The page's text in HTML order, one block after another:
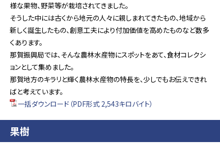
様な果物、野菜等が栽培されてきました。
そうした中には古くから地元の人々に親しまれてきたもの、地域から
新しく誕生したもの、創意工夫により付加価値を高めたものなど数多
くあります。
那賀振興局では、そんな農林水産物にスポットをあて、食材コレクシ
ョンとして集めました。
那賀地方のキラリと輝く農林水産物の特長を、少しでもお伝えできれ
ばと考えています。
一括ダウンロード（PDF形式 2,543キロバイト）
果樹